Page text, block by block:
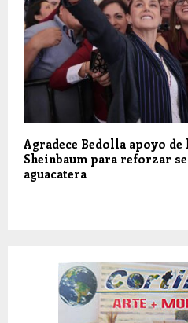
Agradece Bedolla apoyo
Sheinbaum para reforzar
aguacatera